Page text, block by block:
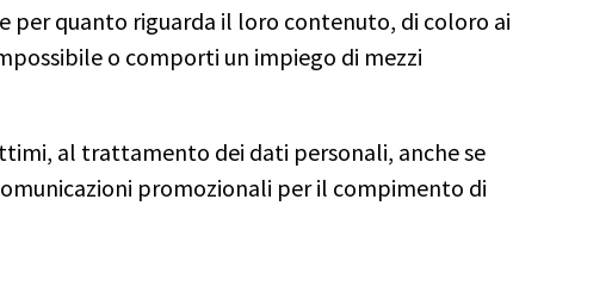
per quanto riguarda il loro contenuto, di coloro ai
o comporti un impiego di mezzi
al trattamento dei dati personali, anche se
promozionali per il compimento di